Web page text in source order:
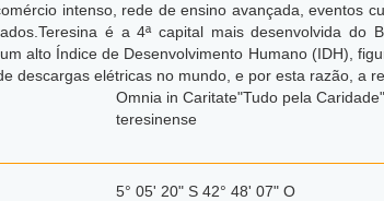
intenso, rede de ensino avançada, eventos
é a 4ª capital mais desenvolvida
alto Índice de Desenvolvimento Humano (IDH),
descargas elétricas no mundo, e por esta razão, a
Omnia in Caritate"Tudo pela Caridade"
teresinense
5° 05' 20" S 42° 48' 07" O